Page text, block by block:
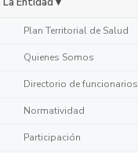
Plan Territorial de Salud
Quienes Somos
Directorio de funcionarios
Normatividad
Participación